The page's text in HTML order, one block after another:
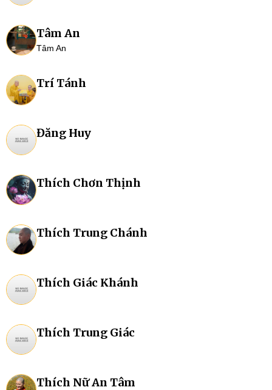
Tâm An
Tâm An
Trí Tánh
Đăng Huy
Thích Chơn Thịnh
Thích Trung Chánh
Thích Giác Khánh
Thích Trung Giác
Thích Nữ An Tâm